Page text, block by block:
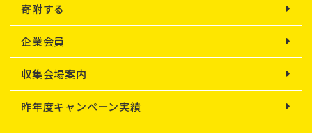
寄附する
企業会員
収集会場案内
昨年度キャンペーン実績